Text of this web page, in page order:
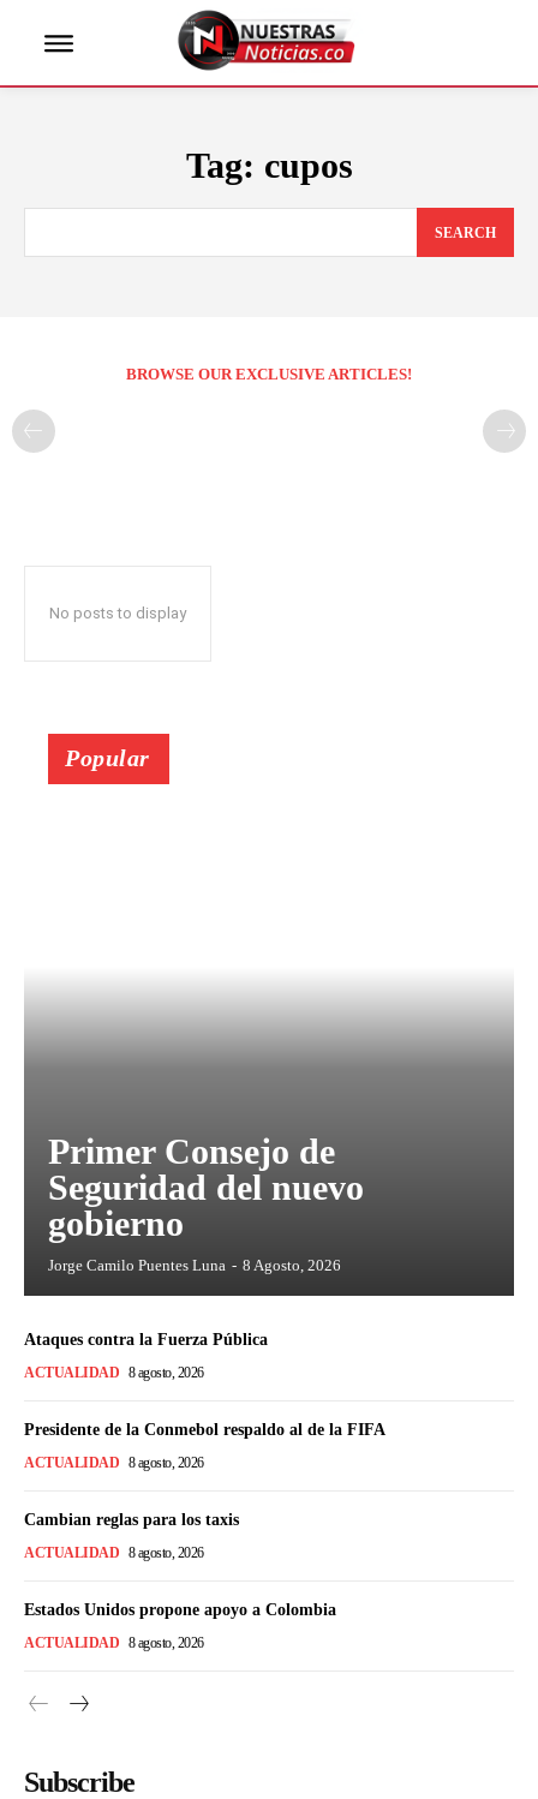
Tag: cupos
SEARCH
BROWSE OUR EXCLUSIVE ARTICLES!
No posts to display
Popular
Primer Consejo de
Seguridad del nuevo
gobierno
Jorge Camilo Puentes Luna - 8 Agosto, 2026
Ataques contra la Fuerza Pública
ACTUALIDAD 8 agosto, 2026
Presidente de la Conmebol respaldo al de la FIFA
ACTUALIDAD 8 agosto, 2026
Cambian reglas para los taxis
ACTUALIDAD 8 agosto, 2026
Estados Unidos propone apoyo a Colombia
ACTUALIDAD 8 agosto, 2026
Subscribe